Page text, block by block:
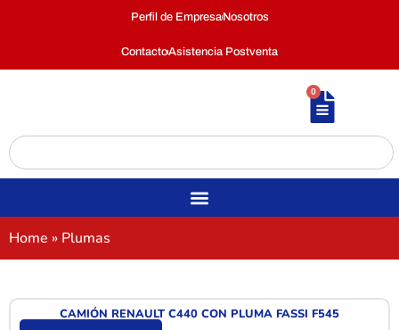
Perfil de EmpresaNosotros
ContactoAsistencia Postventa
0
Home » Plumas
CAMIÓN RENAULT C440 CON PLUMA FASSI F545